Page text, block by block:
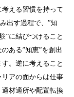
える習慣を持って
出す過程で、”知
”に結びつけること
ある”知恵”を創出
。逆に考えること
アの面からは仕事
材適所や配置転換